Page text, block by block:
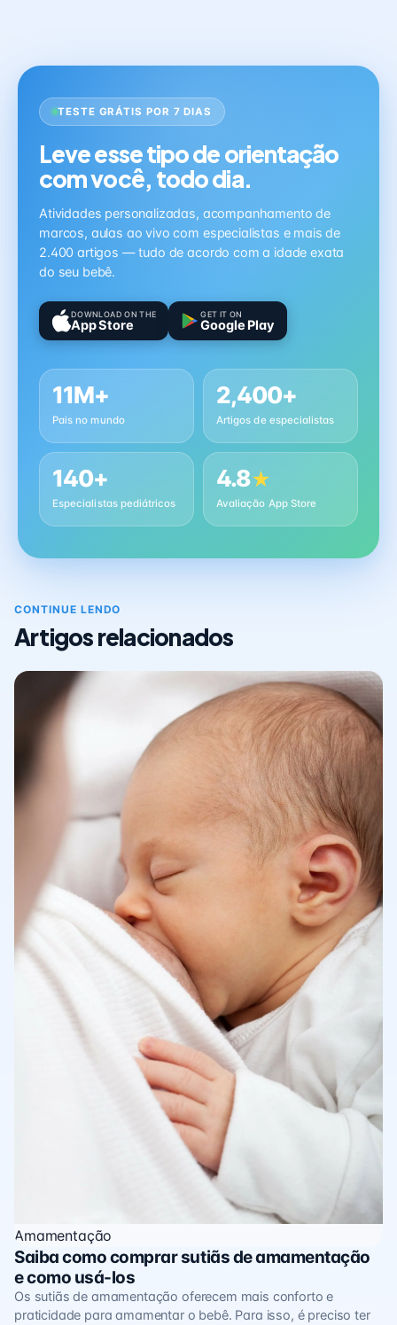
TESTE GRÁTIS POR 7 DIAS
Leve esse tipo de orientação
com você, todo dia.
Atividades personalizadas, acompanhamento de
marcos, aulas ao vivo com especialistas e mais de
2.400 artigos — tudo de acordo com a idade exata
do seu bebê.
DOWNLOAD ON THE
App Store
GET IT ON
Google Play
11M+
Pais no mundo
2,400+
Artigos de especialistas
140+
Especialistas pediátricos
4.8★
Avaliação App Store
CONTINUE LENDO
Artigos relacionados
Amamentação
Saiba como comprar sutiãs de amamentação
e como usá-los
Os sutiãs de amamentação oferecem mais conforto e
praticidade para amamentar o bebê. Para isso, é preciso ter